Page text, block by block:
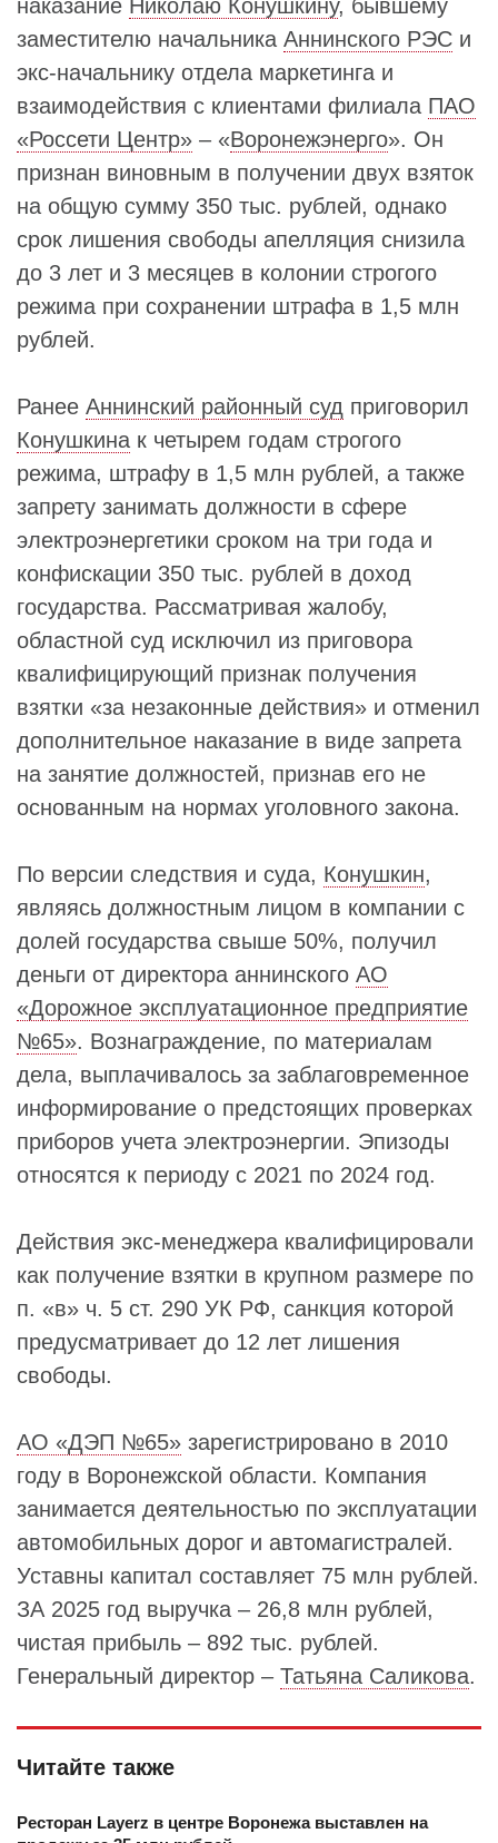
наказание Николаю Конушкину, бывшему
заместителю начальника Аннинского РЭС и
экс-начальнику отдела маркетинга и
взаимодействия с клиентами филиала ПАО
«Россети Центр» – «Воронежэнерго». Он
признан виновным в получении двух взяток
на общую сумму 350 тыс. рублей, однако
срок лишения свободы апелляция снизила
до 3 лет и 3 месяцев в колонии строгого
режима при сохранении штрафа в 1,5 млн
рублей.
Ранее Аннинский районный суд приговорил
Конушкина к четырем годам строгого
режима, штрафу в 1,5 млн рублей, а также
запрету занимать должности в сфере
электроэнергетики сроком на три года и
конфискации 350 тыс. рублей в доход
государства. Рассматривая жалобу,
областной суд исключил из приговора
квалифицирующий признак получения
взятки «за незаконные действия» и отменил
дополнительное наказание в виде запрета
на занятие должностей, признав его не
основанным на нормах уголовного закона.
По версии следствия и суда, Конушкин,
являясь должностным лицом в компании с
долей государства свыше 50%, получил
деньги от директора аннинского АО
«Дорожное эксплуатационное предприятие
№65». Вознаграждение, по материалам
дела, выплачивалось за заблаговременное
информирование о предстоящих проверках
приборов учета электроэнергии. Эпизоды
относятся к периоду с 2021 по 2024 год.
Действия экс-менеджера квалифицировали
как получение взятки в крупном размере по
п. «в» ч. 5 ст. 290 УК РФ, санкция которой
предусматривает до 12 лет лишения
свободы.
АО «ДЭП №65» зарегистрировано в 2010
году в Воронежской области. Компания
занимается деятельностью по эксплуатации
автомобильных дорог и автомагистралей.
Уставны капитал составляет 75 млн рублей.
ЗА 2025 год выручка – 26,8 млн рублей,
чистая прибыль – 892 тыс. рублей.
Генеральный директор – Татьяна Саликова.
Читайте также
Ресторан Layerz в центре Воронежа выставлен на